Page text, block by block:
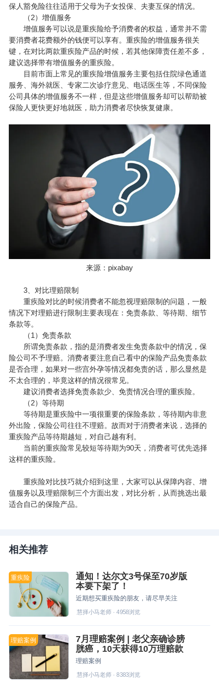
保人豁免险往往适用于父母为子女投保、夫妻互保的情况。
（2）增值服务
增值服务可以说是重疾险给予消费者的权益，通常并不需
要消费者花费额外的钱便可以享有。重疾险的增值服务很关
键，在对比两款重疾险产品的时候，若其他保障责任差不多，
建议选择带有增值服务的重疾险。
目前市面上常见的重疾险增值服务主要包括住院绿色通道
服务、海外就医、专家二次诊疗意见、电话医生等，不同保险
公司具体的增值服务不一样，但是这些增值服务却可以帮助被
保险人更快更好地就医，助力消费者尽快恢复健康。
来源：pixabay
3、对比理赔限制
重疾险对比的时候消费者不能忽视理赔限制的问题，一般
情况下对理赔进行限制主要表现在：免责条款、等待期、细节
条款等。
（1）免责条款
所谓免责条款，指的是消费者发生免责条款中的情况，保
险公司不予理赔。消费者要注意自己看中的保险产品免责条款
是否合理，如果对一些宫外孕等情况都免责的话，那么显然是
不太合理的，毕竟这样的情况很常见。
建议消费者选择免责条款少、免责情况合理的重疾险。
（2）等待期
等待期是重疾险中一项很重要的保险条款，等待期内非意
外出险，保险公司往往不理赔。故而对于消费者来说，选择的
重疾险产品等待期越短，对自己越有利。
当前的重疾险常见较短等待期为90天，消费者可优先选择
这样的重疾险。
重疾险对比技巧就介绍到这里，大家可以从保障内容、增
值服务以及理赔限制三个方面出发，对比分析，从而挑选出最
适合自己的保险产品。
相关推荐
重疾险
通知！达尔文3号保至70岁版
本要下架了！
近期想买重疾险的朋友，请尽早关注
慧择小马老师· 4958浏览
理赔案例
7月理赔案例 | 老父亲确诊膀
胱癌，10天获得10万理赔款
理赔案例
慧择小马老师· 8383浏览